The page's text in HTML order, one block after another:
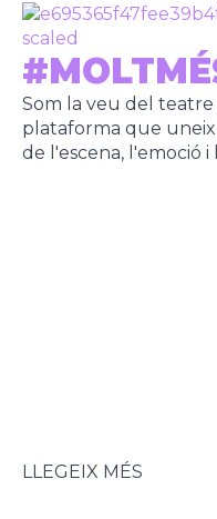
Som la veu del teatre
plataforma que
de l'escena, l'emoció
LLEGEIX MÉS